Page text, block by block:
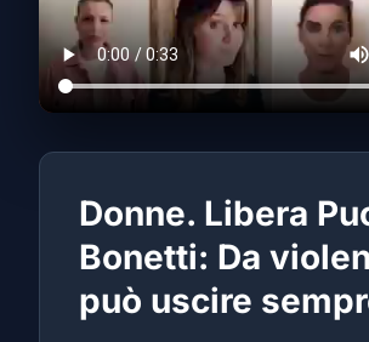
Donne. Libera
Bonetti: Da
può uscire